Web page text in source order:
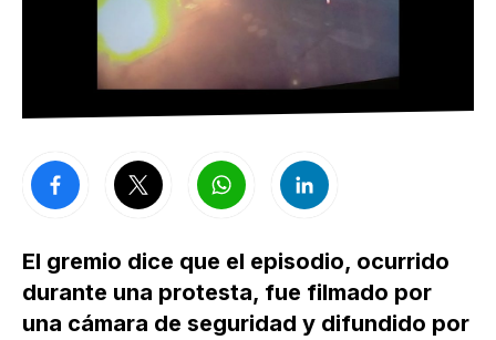
El gremio dice que el episodio, ocurrido
durante una protesta, fue filmado por
una cámara de seguridad y difundido por